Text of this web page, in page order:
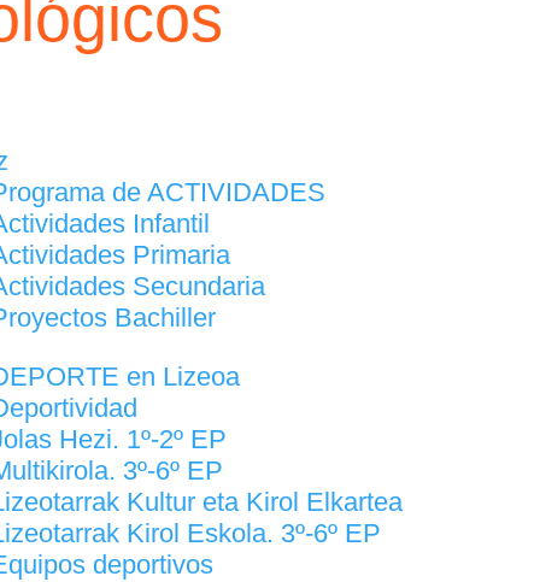
de ACTIVIDADES
Infantil
Primaria
Secundaria
Bachiller
en Lizeoa
Hezi. 1º-2º EP
3º-6º EP
Kultur eta Kirol Elkartea
Kirol Eskola. 3º-6º EP
deportivos